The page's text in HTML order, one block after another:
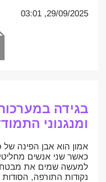
29/09/2025, 03:01
בגידה
ומנגנוני
אמון הוא אבן הפינה
כאשר שני אנשים
למעשה שמים את
נקודות התורפה,